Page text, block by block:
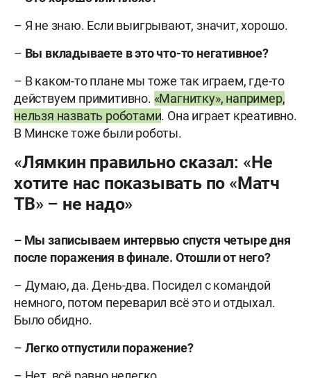
– Я не знаю. Если выигрывают, значит, хорошо.
– Вы вкладываете в это что-то негативное?
– В каком-то плане мы тоже так играем, где-то
действуем примитивно. «Магнитку», например,
нельзя назвать роботами. Она играет креативно.
В Минске тоже были роботы.
«Лямкин правильно сказал: «Не
хотите нас показывать по «Матч
ТВ» – не надо»
– Мы записываем интервью спустя четыре дня
после поражения в финале. Отошли от него?
– Думаю, да. День-два. Посидел с командой
немного, потом переварил всё это и отдыхал.
Было обидно.
– Легко отпустили поражение?